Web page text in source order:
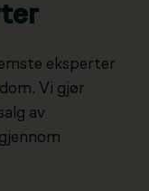
eksperter
Vi gjør
av